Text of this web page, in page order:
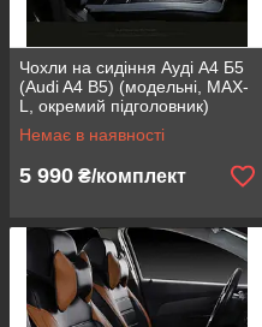
Чохли на сидіння Ауді А4 Б5
(Audi A4 B5) (модельні, MAX-
L, окремий підголовник)
Сірий
Немає в наявності
5 990 ₴/комплект